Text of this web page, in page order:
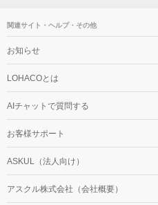
関連サイト・ヘルプ・その他
お知らせ
LOHACOとは
AIチャットで質問する
お客様サポート
ASKUL（法人向け）
アスクル株式会社（会社概要）